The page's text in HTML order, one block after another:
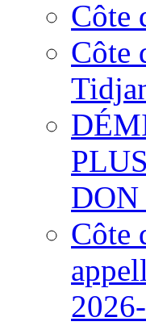
Côte
Côte
Côte